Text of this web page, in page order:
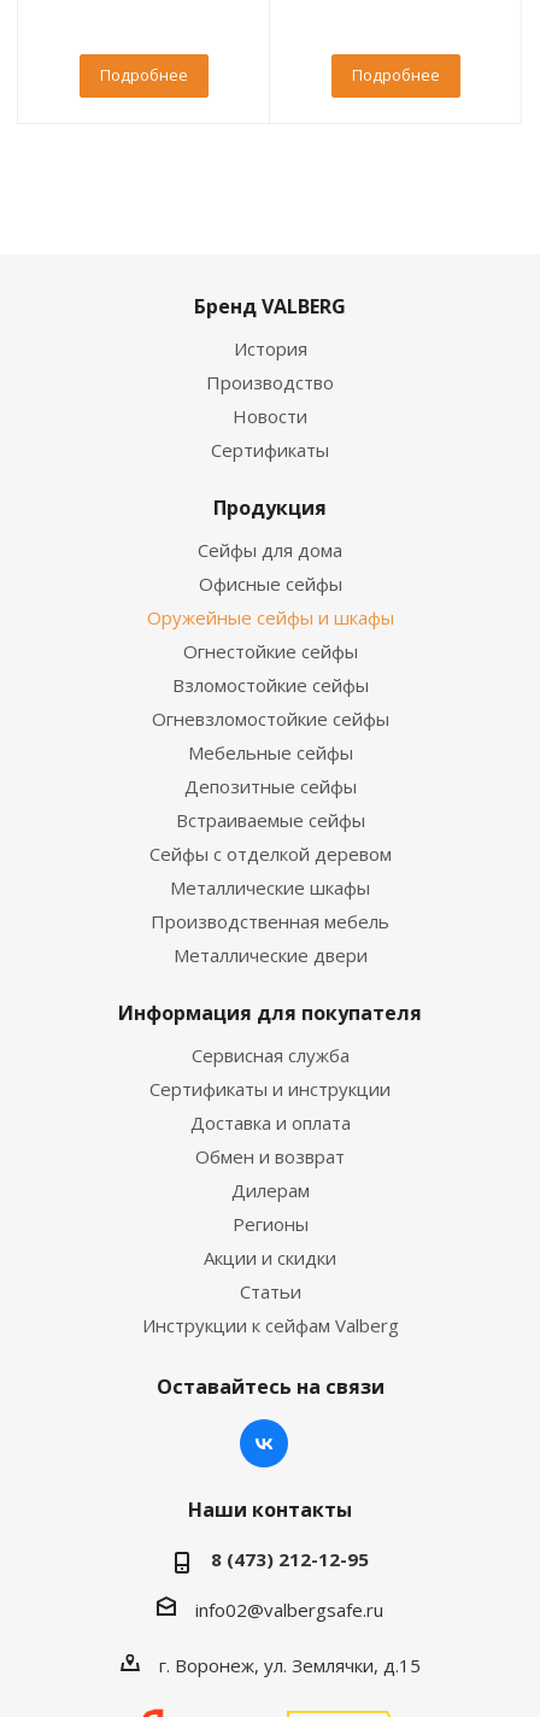
Подробнее Подробнее
Бренд VALBERG
История
Производство
Новости
Сертификаты
Продукция
Сейфы для дома
Офисные сейфы
Оружейные сейфы и шкафы
Огнестойкие сейфы
Взломостойкие сейфы
Огневзломостойкие сейфы
Мебельные сейфы
Депозитные сейфы
Встраиваемые сейфы
Сейфы с отделкой деревом
Металлические шкафы
Производственная мебель
Металлические двери
Информация для покупателя
Сервисная служба
Сертификаты и инструкции
Доставка и оплата
Обмен и возврат
Дилерам
Регионы
Акции и скидки
Статьи
Инструкции к сейфам Valberg
Оставайтесь на связи
Наши контакты
8 (473) 212-12-95
info02@valbergsafe.ru
г. Воронеж, ул. Землячки, д.15